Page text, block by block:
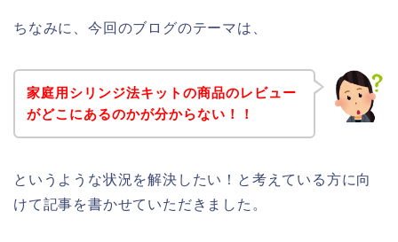
ちなみに、今回のブログのテーマは、
家庭用シリンジ法キットの商品のレビュー
がどこにあるのかが分からない！！
というような状況を解決したい！と考えている方に向
けて記事を書かせていただきました。